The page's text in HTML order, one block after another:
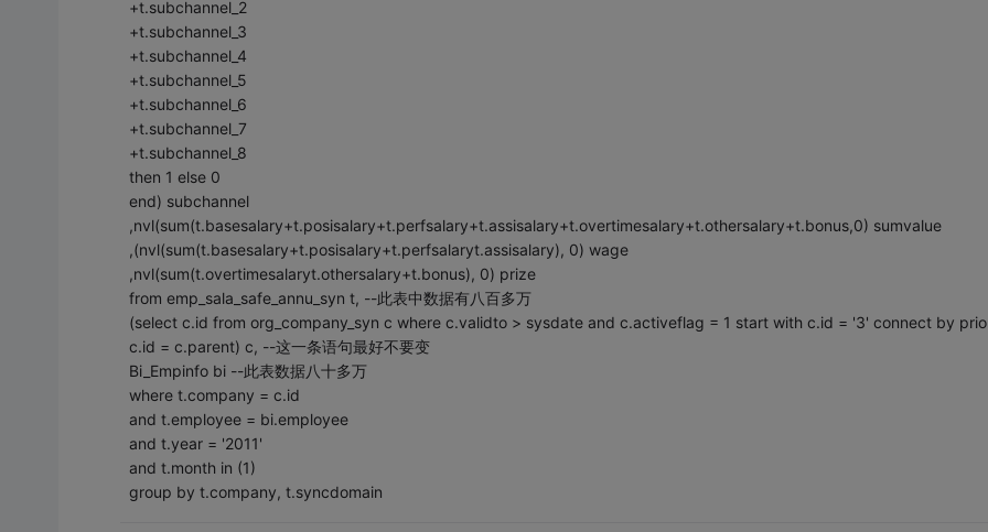
+t.subchannel_2
+t.subchannel_3
+t.subchannel_4
+t.subchannel_5
+t.subchannel_6
+t.subchannel_7
+t.subchannel_8
then 1 else 0
end) subchannel
,nvl(sum(t.basesalary+t.posisalary+t.perfsalary+t.assisalary+t.overtimesalary+t.othersalary+t.bonus,0) sumvalue
,(nvl(sum(t.basesalary+t.posisalary+t.perfsalaryt.assisalary), 0) wage
,nvl(sum(t.overtimesalaryt.othersalary+t.bonus), 0) prize
from emp_sala_safe_annu_syn t, --此表中数据有八百多万
(select c.id from org_company_syn c where c.validto > sysdate and c.activeflag = 1 start with c.id = '3' connect by
c.id = c.parent) c, --这一条语句最好不要变
Bi_Empinfo bi --此表数据八十多万
where t.company = c.id
and t.employee = bi.employee
and t.year = '2011'
and t.month in (1)
group by t.company, t.syncdomain